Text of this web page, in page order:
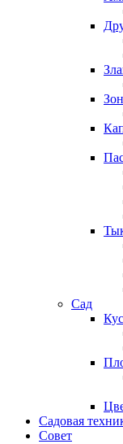
Сад
Садовая
Совет